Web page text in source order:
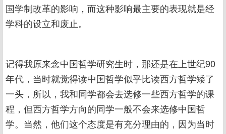
国学制改革的影响，而这种影响最主要的表现就是经
学科的设立和废止。
记得我原来念中国哲学研究生时，那还是在上世纪90
年代，当时就觉得读中国哲学似乎比读西方哲学矮了
一头，所以，我和同学都会去选修一些西方哲学的课
程，但西方哲学方向的同学一般不会来选修中国哲
学。当然，他们这个态度是有充分理由的，因为当时